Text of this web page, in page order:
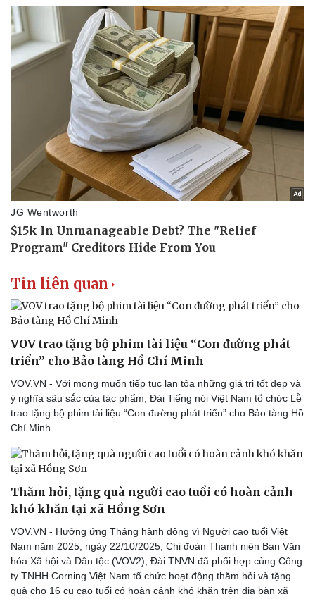
Doanh nghiệp
Thông tin doanh nghiệp
Doanh nghiệp 24h
Vì cộng đồng
Công nghệ
Sành điệu
Tin Công nghệ
Trải nghiệm
Chuyển đổi số
Tin liên quan
VOV trao tặng bộ phim tài liệu “Con đường phát
triển” cho Bảo tàng Hồ Chí Minh
VOV.VN - Với mong muốn tiếp tục lan tỏa những giá trị tốt đẹp và
ý nghĩa sâu sắc của tác phẩm, Đài Tiếng nói Việt Nam tổ chức Lễ
trao tặng bộ phim tài liệu “Con đường phát triển” cho Bảo tàng Hồ
Chí Minh.
Thăm hỏi, tặng quà người cao tuổi có hoàn cảnh
khó khăn tại xã Hồng Sơn
VOV.VN - Hưởng ứng Tháng hành động vì Người cao tuổi Việt
Nam năm 2025, ngày 22/10/2025, Chi đoàn Thanh niên Ban Văn
hóa Xã hội và Dân tộc (VOV2), Đài TNVN đã phối hợp cùng Công
ty TNHH Corning Việt Nam tổ chức hoạt động thăm hỏi và tặng
quà cho 16 cụ cao tuổi có hoàn cảnh khó khăn trên địa bàn xã